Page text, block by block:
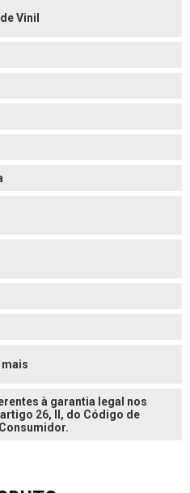
Vinil
mais
à garantia legal nos
26, II, do Código de